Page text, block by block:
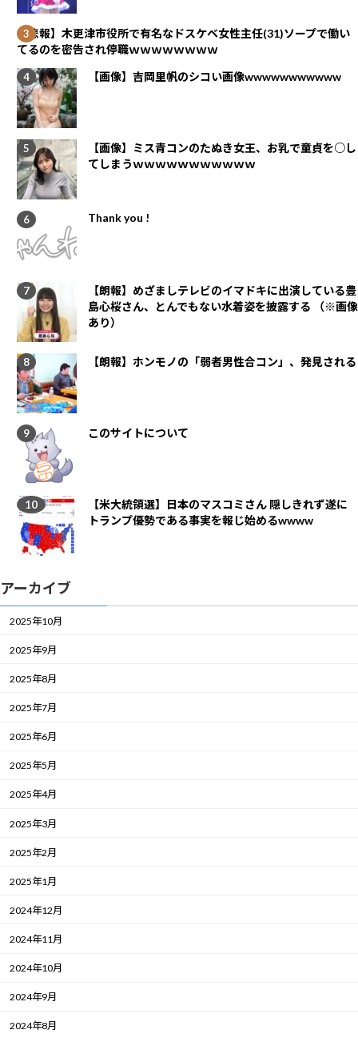
【悲報】木更津市役所で有名なドスケベ女性主任(31)ソープで働い
てるのを密告され停職ｗｗｗｗｗｗｗｗ
【画像】吉岡里帆のシコい画像wwwwwwwwwww
【画像】ミス青コンのたぬき女王、お乳で童貞を○し
てしまうｗｗｗｗｗｗｗｗｗｗｗ
Thank you !
【朗報】めざましテレビのイマドキに出演している豊
島心桜さん、とんでもない水着姿を披露する （※画像
あり）
【朗報】ホンモノの「弱者男性合コン」、発見される
このサイトについて
【米大統領選】日本のマスコミさん 隠しきれず遂に
トランプ優勢である事実を報じ始めるwwww
アーカイブ
2025年10月
2025年9月
2025年8月
2025年7月
2025年6月
2025年5月
2025年4月
2025年3月
2025年2月
2025年1月
2024年12月
2024年11月
2024年10月
2024年9月
2024年8月